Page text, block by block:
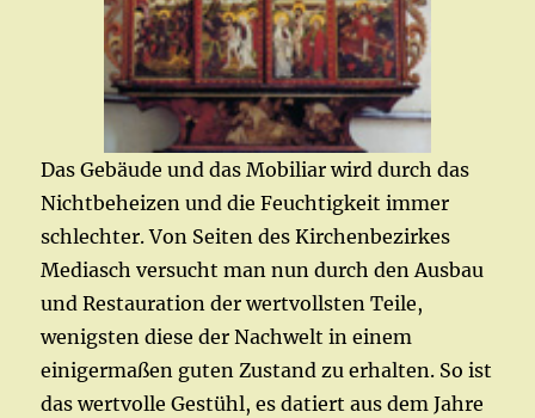
Das Gebäude und das Mobiliar wird durch das
Nichtbeheizen und die Feuchtigkeit immer
schlechter. Von Seiten des Kirchenbezirkes
Mediasch versucht man nun durch den Ausbau
und Restauration der wertvollsten Teile,
wenigsten diese der Nachwelt in einem
einigermaßen guten Zustand zu erhalten. So ist
das wertvolle Gestühl, es datiert aus dem Jahre